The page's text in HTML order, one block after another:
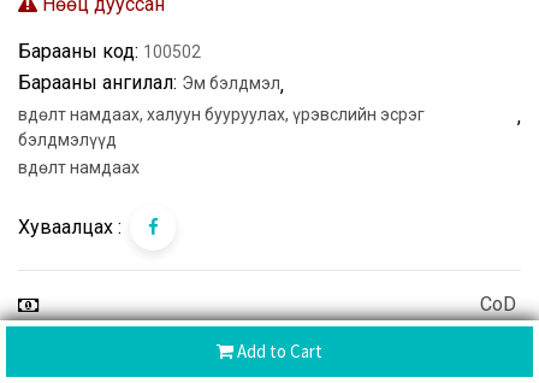
Add to Cart
Нөөц дууссан
Барааны код: 100502
Барааны ангилал: Эм бэлдмэл,
Өвдөлт намдаах, халуун бууруулах, үрэвслийн эсрэг
бэлдмэлүүд
,
Өвдөлт намдаах
Хуваалцах :
CoD
Хүргэлтийн дараа төлбөр